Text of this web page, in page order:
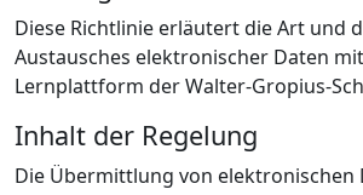
Diese Richtlinie erläutert die Art und
Austausches elektronischer Daten
Lernplattform der Walter-Gropius-
Inhalt der Regelung
Die Übermittlung von elektronischen